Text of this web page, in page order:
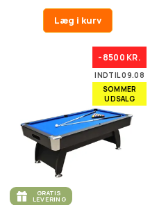
Læg i kurv
-8500 KR.
INDTIL 09.08
SOMMER
UDSALG
GRATIS
LEVERING